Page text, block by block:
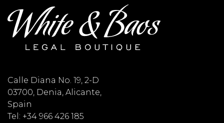
Calle Diana No. 19, 2-D
03700, Denia, Alicante,
Spain
Tel: +34 966 426 185